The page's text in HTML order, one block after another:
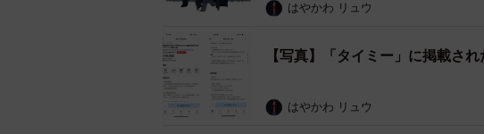
はやかわ リュウ
【写真】「タイミー」に掲載さ
はやかわ リュウ